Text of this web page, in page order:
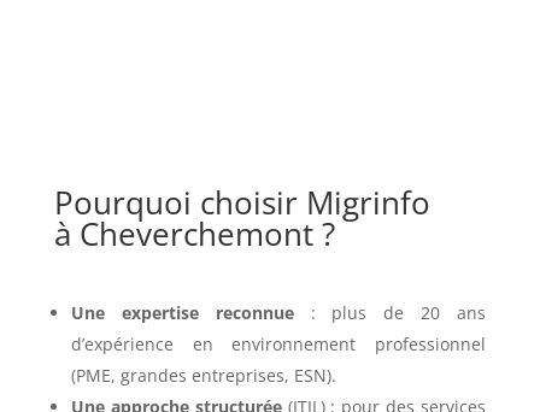
Pourquoi choisir Migrinfo
à Cheverchemont ?
Une expertise reconnue: plus de 20 ans
d’expérience en environnement professionnel
(PME, grandes entreprises, ESN).
Une approche structurée(ITIL) : pour des services